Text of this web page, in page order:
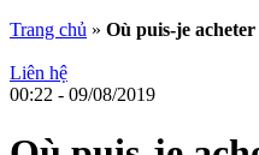
Trang chủ » Où puis-je
Liên hệ
00:22 - 09/08/2019